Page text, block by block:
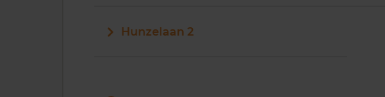
Hunzelaan 2